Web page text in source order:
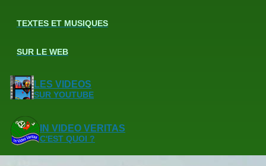
TEXTES ET MUSIQUES
SUR LE WEB
LES VIDEOS
SUR YOUTUBE
IN VIDEO VERITAS
C'EST QUOI ?